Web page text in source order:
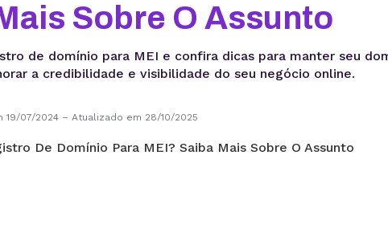
Sobre O Assunto
de domínio para MEI e confira dicas para manter seu
a credibilidade e visibilidade do seu negócio online.
19/07/2024 – Atualizado em 28/10/2025